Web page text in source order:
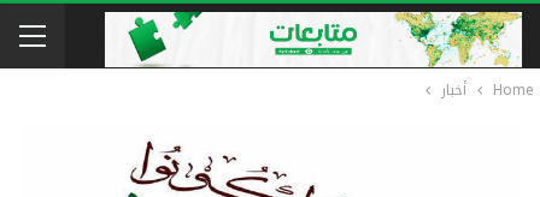
Home أخبار